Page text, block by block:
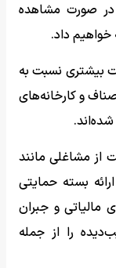
در صورت مشاهده
خواهیم داد.
بیشتری نسبت به
و کارخانه‌های
از مشاغلی مانند
بسته حمایتی
و جبران
را از جمله